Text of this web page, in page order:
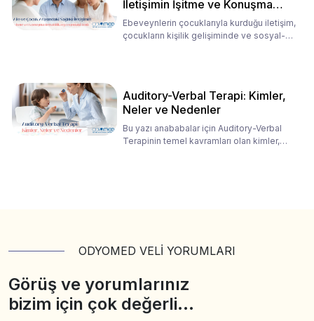
İletişimin İşitme ve Konuşma
Rehabilitasyonundaki Rolü
Ebeveynlerin çocuklarıyla kurduğu iletişim,
çocukların kişilik gelişiminde ve sosyal-
Auditory-Verbal Terapi: Kimler,
Neler ve Nedenler
Bu yazı anababalar için Auditory-Verbal
Terapinin temel kavramları olan kimler,
ODYOMED VELİ YORUMLARI
Görüş ve yorumlarınız
bizim için çok değerli…